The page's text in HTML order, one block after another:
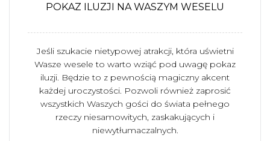
POKAZ ILUZJI NA WASZYM WESELU
Jeśli szukacie nietypowej atrakcji, która uświetni
Wasze wesele to warto wziąć pod uwagę pokaz
iluzji. Będzie to z pewnością magiczny akcent
każdej uroczystości. Pozwoli również zaprosić
wszystkich Waszych gości do świata pełnego
rzeczy niesamowitych, zaskakujących i
niewytłumaczalnych.